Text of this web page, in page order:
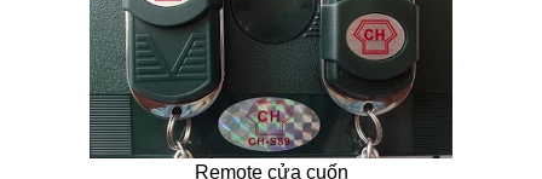
Remote cửa cuốn